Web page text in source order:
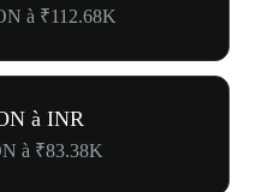
à ₹112.68K
à INR
à ₹83.38K